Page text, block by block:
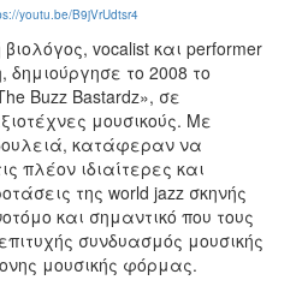
youtu.be/B9jVrUdtsr4
vocalist και performer
το 2008 το
Buzz Bastardz», σε
μουσικούς. Με
κατάφεραν να
πλέον ιδιαίτερες και
της world jazz σκηνής
και σημαντικό που τους
συνδυασμός μουσικής
μουσικής φόρμας.